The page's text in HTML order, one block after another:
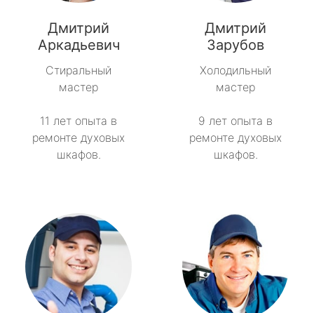
Дмитрий
Аркадьевич
Стиральный
мастер
11 лет опыта в
ремонте духовых
шкафов.
Дмитрий
Зарубов
Холодильный
мастер
9 лет опыта в
ремонте духовых
шкафов.